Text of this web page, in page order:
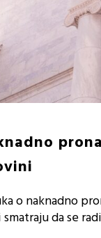
o naknadno
da se